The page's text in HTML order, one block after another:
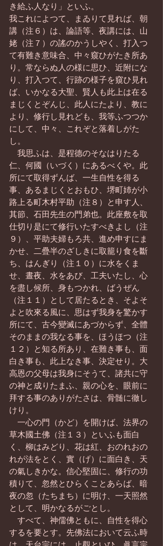
き給ふ人なり」といふ。
我これによつて、まゐりて見れば、朝
講（注６）は、論語等、夜講には、山
姥（注７）の謠のかうしやく、打入つ
て有難き意味合、中々窺ひがたき所あ
り。常ならぬ人の様に思ひ、近附にな
り、打入つて、行跡の様子を窺ひ見れ
ば、いかなる大聖、賢人も此上は在る
まじくとぞんじ、此人にたより、教に
より、修行し見れども、我等ふつつか
にして、中々、これぞと落着しがた
し。
我思ふは、是程德のそなはりたる
仁、何國（いづく）にあるべくや。此
所にて取得ずんば、一生自性を得る
事、あるまじくとおもひ、堺町姉が小
路上る町木村平助（注８）と申す人、
其節、石田先生の門弟也。此座敷を取
仕切り是にて修行いたすべきよし（注
９）、平助夫婦もろ共、進め申すにま
かせ、二疊半のざしきに取籠り食を斷
ち、はんぎり（注１０）に水をくま
せ、晝夜、水をあび、工夫いたし、心
を盡し候所、身もつかれ、ばうぜん
（注１１）として居たるとき、そよそ
よと吹來る風に、思はず我身を驚かす
所にて、古今變滅にあづからず、全體
そのままの我なる事を、ほうほつ（注
１２）と知る所あり、在難き事も、面
白き事も、此上なき事、決定せり。大
高恩の父母は我身にそうて、諸共に守
の神と成りたまふ、親の心を、眼前に
拜する事のありがたさは、骨髄に徹し
けり。
一心の門（かど）を開けば、法界の
草木國土佛（注１３）といふも面白
く、柳はみどり、花は紅、おのれおの
れが法をとく、實（げ）に面白き、天
の氣しきかな。信心堅固に、修行の功
積りて、忽然とひらくことあらば、暗
夜の忽（たちまち）に明け、一天照然
として、明かなるがごとし。
すべて、神儒佛ともに、自性を得心
するを要とす。先佛法において云ふ時